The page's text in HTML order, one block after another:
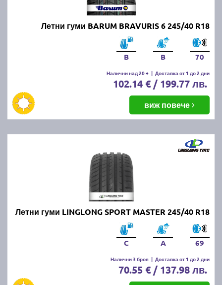
Летни гуми BARUM BRAVURIS 6 245/40 R18
B B 70
Налични над 20 + | Доставка от 1 до 2 дни
102.14 € / 199.77 лв.
виж повече
Летни гуми LINGLONG SPORT MASTER 245/40 R18
C A 69
Налични 3 броя | Доставка от 1 до 2 дни
70.55 € / 137.98 лв.